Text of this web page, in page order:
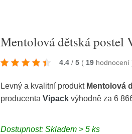
Mentolová dětská
4.4 / 5 ( 19 hodnocení
Levný a kvalitní produkt Mentolová
producentaVipack výhodně za 6
Dostupnost: Skladem > 5 ks